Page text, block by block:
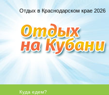
Отдых в Краснодарском крае 2026
Куда едем?